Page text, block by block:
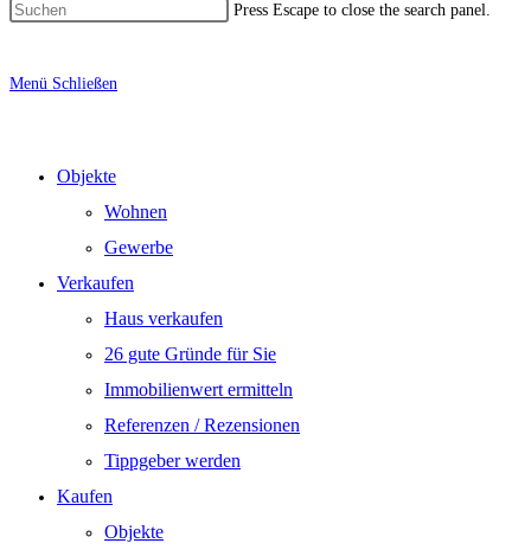
Press Escape to close the search panel.
Menü Schließen
Objekte
Wohnen
Gewerbe
Verkaufen
Haus verkaufen
26 gute Gründe für Sie
Immobilienwert ermitteln
Referenzen / Rezensionen
Tippgeber werden
Kaufen
Objekte